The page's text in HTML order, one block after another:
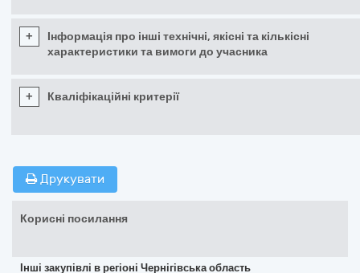
+
Інформація про інші технічні, якісні та кількісні
характеристики та вимоги до учасника
+ Кваліфікаційні критерії
Друкувати
Корисні посилання
Інші закупівлі в регіоні Чернігівська область